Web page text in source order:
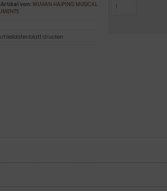
von: WUHAN HAIPING MUSICAL
drucken